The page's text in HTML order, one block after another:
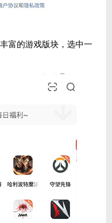
富的游戏版块，选中一